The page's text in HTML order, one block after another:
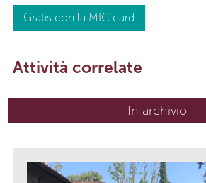
Gratis con la MIC card
Attività correlate
In archivio